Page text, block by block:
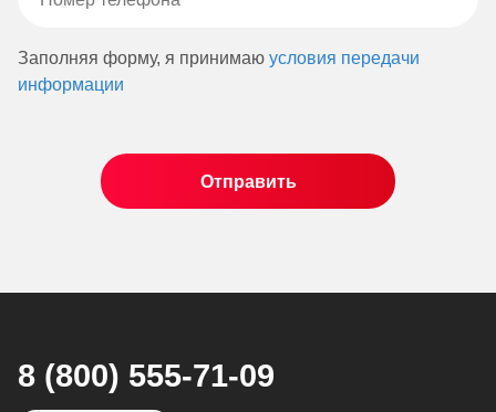
Заполняя форму, я принимаю условия передачи
информации
8 (800) 555-71-09